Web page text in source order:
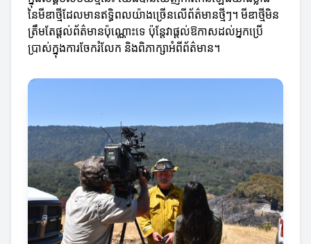
នៃមីឌាថ្មីដែលមានឥទ្ធិពលយ៉ាងច្រើនលើព័ត៌មានថ្មីៗ។ មីឌាថ្មីមិន
ត្រឹមតែផ្តល់ព័ត៌មានប៉ុណ្ណោះទេ ប៉ុន្តែវាផ្តល់ឱកាសដល់អ្នកប្រើ
ប្រាស់ក្នុងការចែករំលែក និងពិភាក្សាអំពីព័ត៌មាន។